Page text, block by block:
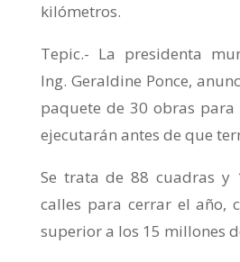
kilómetros.
Tepic.- La presidenta
Ing. Geraldine Ponce,
paquete de 30 obras
ejecutarán antes de que
Se trata de 88 cuadras y
calles para cerrar el año,
superior a los 15 millones